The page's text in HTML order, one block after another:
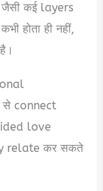
कई layers
होता ही नहीं,
connect
love
relate कर सकते